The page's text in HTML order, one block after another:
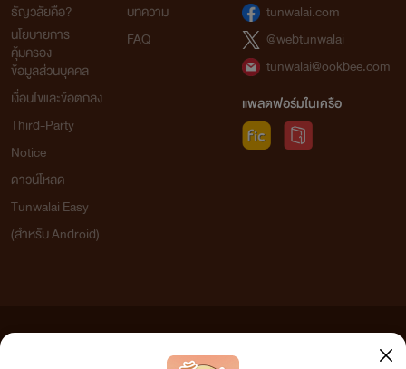
ธัญวลัยคือ?
นโยบายการ
คุ้มครอง
ข้อมูลส่วนบุคคล
เงื่อนไขและข้อตกลง
Third-Party
Notice
ดาวน์โหลด
Tunwalai Easy
(สำหรับ Android)
บทความ
FAQ
tunwalai.com
@webtunwalai
tunwalai@ookbee.com
แพลตฟอร์มในเครือ
เว็บไซต์แห่งนี้ไม่ได้เห็นด้วยและไม่ขอรับผิดชอบต่อข้อความใดๆ ทั้งสิ้น ดังนั้นผู้อ่านทุกท่านโปรดใช้